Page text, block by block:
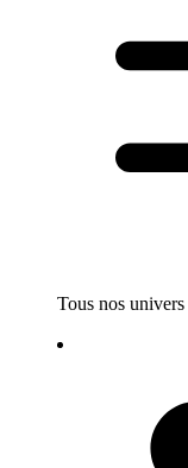
Tous nos univers